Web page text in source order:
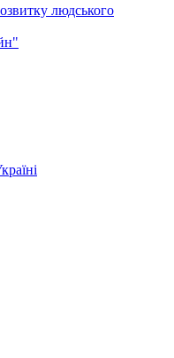
людського